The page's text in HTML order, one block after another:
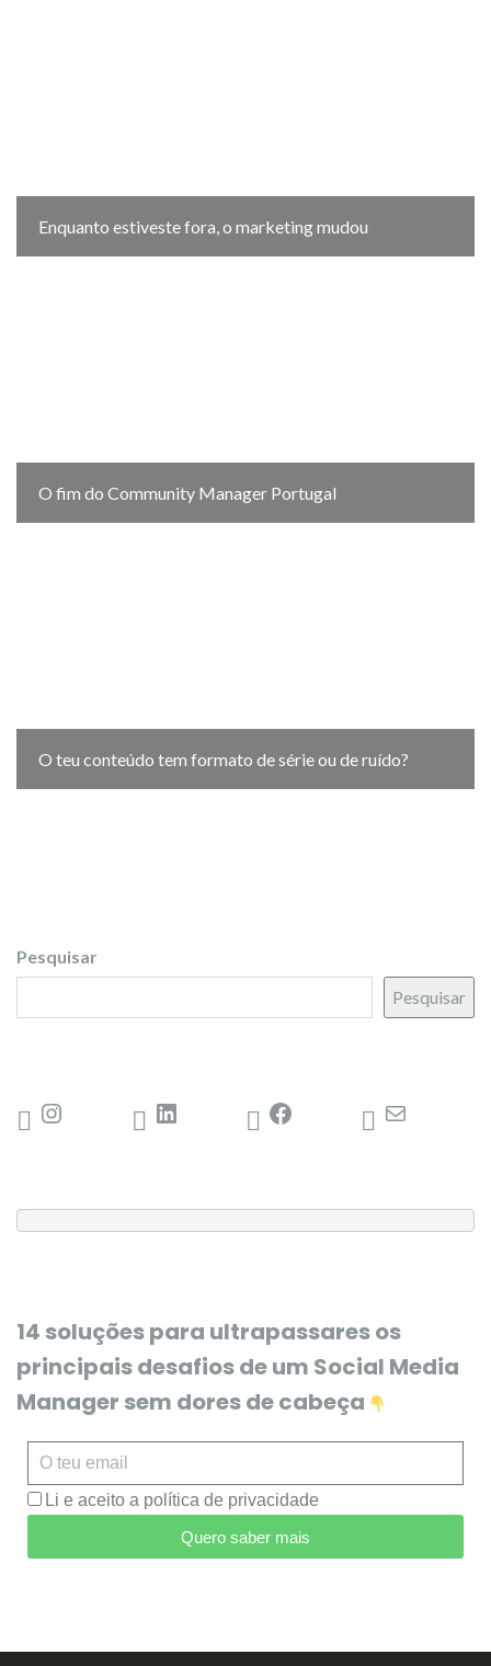
Enquanto estiveste fora, o marketing mudou
O fim do Community Manager Portugal
O teu conteúdo tem formato de série ou de ruído?
Pesquisar
Pesquisar
14 soluções para ultrapassares os
principais desafios de um Social Media
Manager sem dores de cabeça
Li e aceito a política de privacidade
Quero saber mais